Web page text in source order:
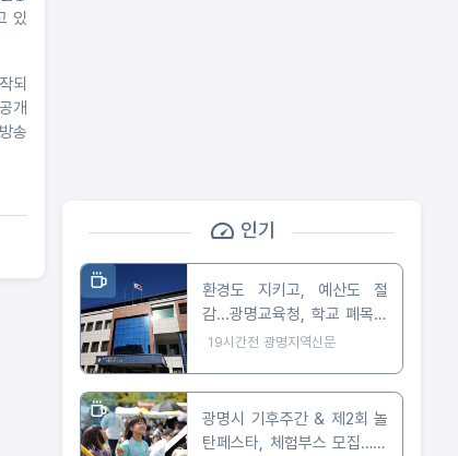
있
되
개
송
인기
환경도 지키고, 예산도 절
감...광명교육청, 학교 폐목재
무상위탁처리 지원
19시간전 광명지역신문
광명시 기후주간 & 제2회 놀
탄페스타, 체험부스 모집…10